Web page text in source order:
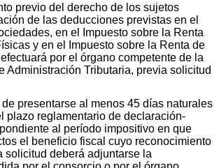
previo del derecho de los sujetos
de las deducciones previstas en el
en el Impuesto sobre la Renta
y en el Impuesto sobre la Renta de
por el órgano competente de la
Administración Tributaria, previa solicitud
presentarse al menos 45 días naturales
plazo reglamentario de declaración-
al período impositivo en que
el beneficio fiscal cuyo reconocimiento
solicitud deberá adjuntarse la